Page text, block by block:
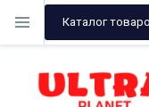
Каталог